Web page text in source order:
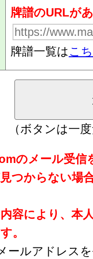
牌譜のURLが
牌譜一覧はこ
（ボタンは一
のメール受信
つからない場
容により、本
。
ールアドレス